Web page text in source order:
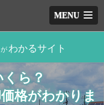
MENU
が わかるサイト
くら？
格がわかりま